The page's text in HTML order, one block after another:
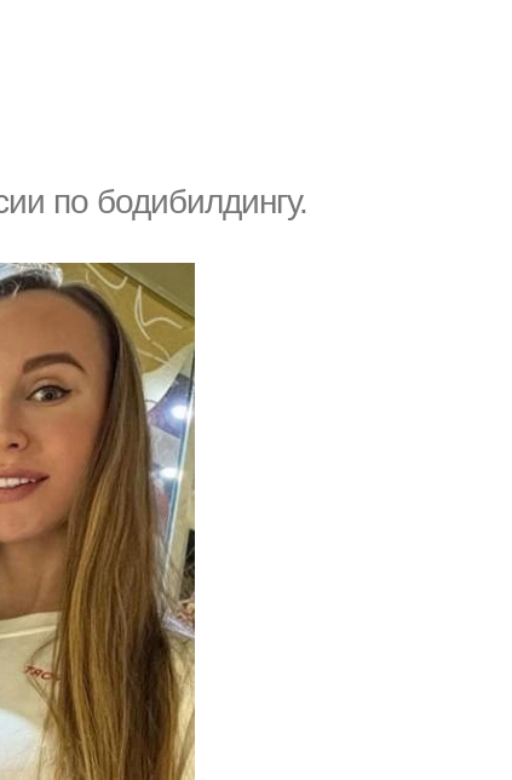
по бодибилдингу.